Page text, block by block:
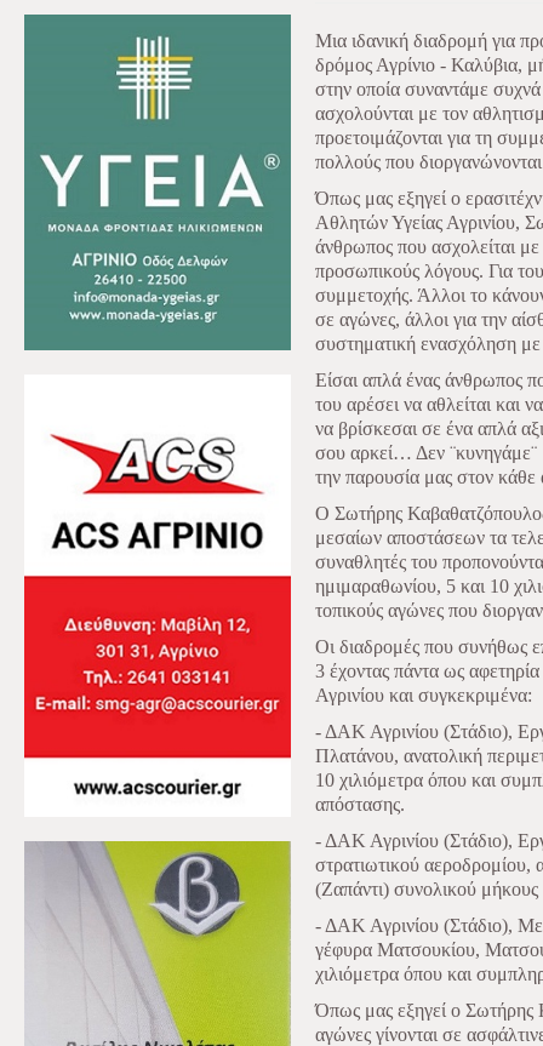
Μια ιδανική διαδρομή για
δρόμος Αγρίνιο - Καλύβια,
στην οποία συναντάμε συχνά
ασχολούνται με τον
προετοιμάζονται για τη
πολλούς που
Όπως μας εξηγεί ο
Αθλητών Υγείας Αγρινίου,
άνθρωπος που ασχολείται με
προσωπικούς λόγους. Για
συμμετοχής. Άλλοι το
σε αγώνες, άλλοι για την
συστηματική ενασχόληση
Είσαι απλά ένας άνθρωπος
του αρέσει να αθλείται και
να βρίσκεσαι σε ένα απλά
σου αρκεί… Δεν
την παρουσία μας στον
Ο Σωτήρης
μεσαίων αποστάσεων τα
συναθλητές του
ημιμαραθωνίου, 5 και 10
τοπικούς αγώνες που
Οι διαδρομές που συνήθως
3 έχοντας πάντα ως
Αγρινίου και συγκεκριμένα:
- ΔΑΚ Αγρινίου (Στάδιο),
Πλατάνου, ανατολική
10 χιλιόμετρα όπου και
απόστασης.
- ΔΑΚ Αγρινίου (Στάδιο),
στρατιωτικού
(Ζαπάντι) συνολικού μήκους
- ΔΑΚ Αγρινίου (Στάδιο),
γέφυρα Ματσουκίου,
χιλιόμετρα όπου και
Όπως μας εξηγεί ο Σωτήρης
αγώνες γίνονται σε